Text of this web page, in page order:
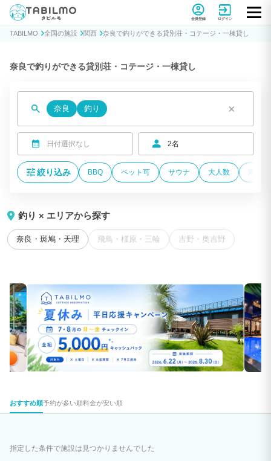
貸別荘コテージ・一棟貸し宿泊予約サイトTABILMO(タビルモ)
会員登録 ログイン
TABILMO 全国の施設 関西 奈良で釣りができる貸別荘・コテージ・一棟貸し
奈良で釣りができる貸別荘・コテージ・一棟貸し
奈良 釣り ×
日付選択なし 2名
絞り込み BBQ ペット可 サウナ 大人数 海が
釣り × エリアから探す
奈良・斑鳩・天理 飛鳥・橿原・三輪 吉野・奥吉野
おすすめ順予約が多い順料金が安い順
指定した条件で施設は見つかりませんでした